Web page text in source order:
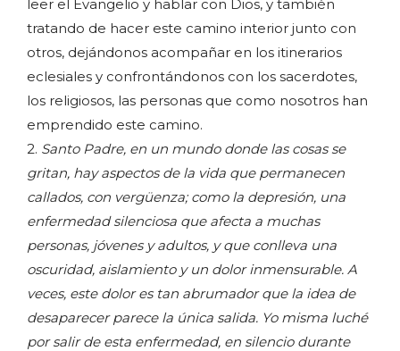
leer el Evangelio y hablar con Dios, y también
tratando de hacer este camino interior junto con
otros, dejándonos acompañar en los itinerarios
eclesiales y confrontándonos con los sacerdotes,
los religiosos, las personas que como nosotros han
emprendido este camino.
2. Santo Padre, en un mundo donde las cosas se
gritan, hay aspectos de la vida que permanecen
callados, con vergüenza; como la depresión, una
enfermedad silenciosa que afecta a muchas
personas, jóvenes y adultos, y que conlleva una
oscuridad, aislamiento y un dolor inmensurable. A
veces, este dolor es tan abrumador que la idea de
desaparecer parece la única salida. Yo misma luché
por salir de esta enfermedad, en silencio durante